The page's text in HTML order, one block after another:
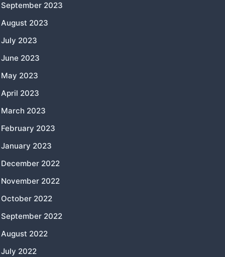
September 2023
August 2023
July 2023
June 2023
May 2023
April 2023
March 2023
February 2023
January 2023
December 2022
November 2022
October 2022
September 2022
August 2022
July 2022